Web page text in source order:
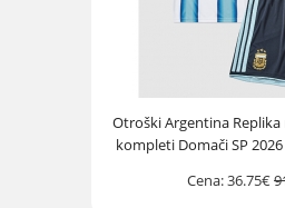
Otroški Argentina
kompleti Domači SP
Cena:36.75€